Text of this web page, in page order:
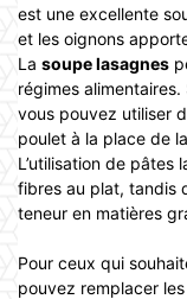
est une excellente
et les oignons
La soupe lasagnes
régimes
vous pouvez utiliser
poulet à la place de
L’utilisation de
fibres au plat, tandis
teneur en matières
Pour ceux qui
pouvez remplacer